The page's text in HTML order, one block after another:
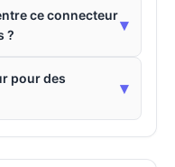
ce connecteur
?
▾
pour des
▾